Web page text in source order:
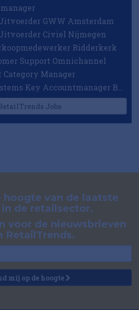
GWW Amsterdam
Civiel Nijmegen
Ridderkerk
Support Omnichannel
Manager
Jobs
van de laatste
de retailsector.
voor de nieuwsbrieven
RetailTrends.
mij op de hoogte